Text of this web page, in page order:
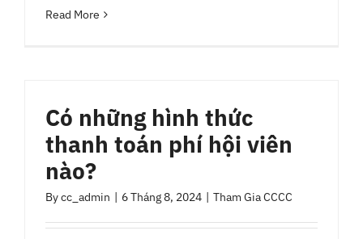
Read More
Có những hình thức
thanh toán phí hội viên
nào?
Bycc_admin | 6 Tháng 8, 2024 | Tham Gia CCCC